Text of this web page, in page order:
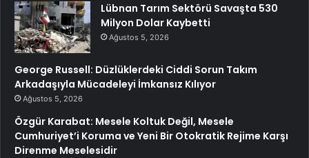
Lübnan Tarım Sektörü Savaşta 530
Milyon Dolar Kaybetti
Ağustos 5, 2026
George Russell: Düzlüklerdeki Ciddi Sorun Takım
Arkadaşıyla Mücadeleyi İmkansız Kılıyor
Ağustos 5, 2026
Özgür Karabat: Mesele Koltuk Değil, Mesele
Cumhuriyet’i Koruma ve Yeni Bir Otokratik Rejime Karşı
Direnme Meselesidir